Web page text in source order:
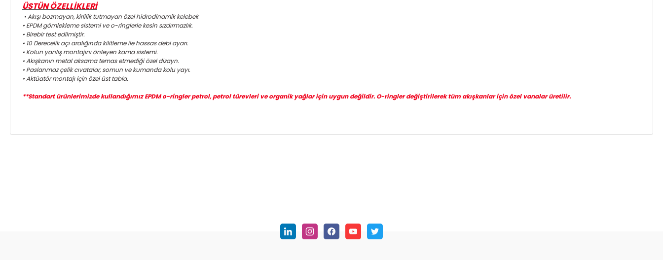
ÜSTÜN ÖZELLİKLERİ
• Akışı bozmayan, kirlilik tutmayan özel hidrodinamik kelebek
• EPDM gömlekleme sistemi ve o-ringlerle kesin sızdırmazlık.
• Birebir test edilmiştir.
• 10 Derecelik açı aralığında kilitleme ile hassas debi ayarı.
• Kolun yanlış montajını önleyen kama sistemi.
• Akışkanın metal aksama temas etmediği özel dizayn.
• Paslanmaz çelik cıvatalar, somun ve kumanda kolu yayı.
• Aktüatör montajı için özel üst tabla.
**Standart ürünlerimizde kullandığımız EPDM o-ringler petrol, petrol türevleri ve organik yağlar için uygun değildir. O-ringler değiştirilerek tüm akışkanlar için özel vanalar üretilir.